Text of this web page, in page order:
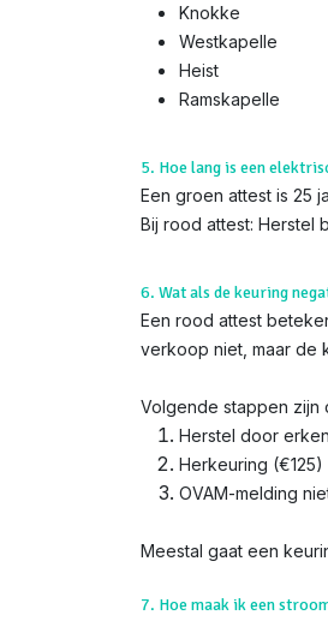
Knokke
Westkapelle
Heist
Ramskapelle
5. Hoe lang is een
Een groen attest is 25
Bij rood attest: Herstel
6. Wat als de keuring
Een rood attest
verkoop niet, maar de
Volgende stappen zijn
Herstel door
Herkeuring (€125)
OVAM-melding
Meestal gaat een
7. Hoe maak ik een